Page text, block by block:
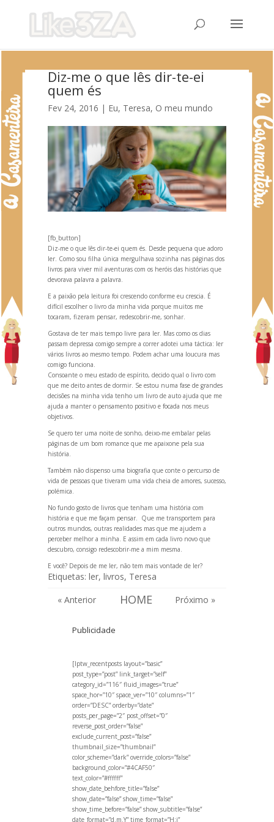
Diz-me o que lês dir-te-ei
quem és
Fev 24, 2016 | Eu, Teresa, O meu mundo
[fb_button]
Diz-me o que lês dir-te-ei quem és. Desde pequena que adoro
ler. Como sou filha única mergulhava sozinha nas páginas dos
livros para viver mil aventuras com os heróis das histórias que
devorava palavra a palavra.
E a paixão pela leitura foi crescendo conforme eu crescia. É
difícil escolher o livro da minha vida porque muitos me
tocaram, fizeram pensar, redescobrir-me, sonhar.
Gostava de ter mais tempo livre para ler. Mas como os dias
passam depressa comigo sempre a correr adotei uma táctica: ler
vários livros ao mesmo tempo. Podem achar uma loucura mas
comigo funciona.
Consoante o meu estado de espírito, decido qual o livro com
que me deito antes de dormir. Se estou numa fase de grandes
decisões na minha vida tenho um livro de auto ajuda que me
ajuda a manter o pensamento positivo e focada nos meus
objetivos.
Se quero ter uma noite de sonho, deixo-me embalar pelas
páginas de um bom romance que me apaixone pela sua
história.
Também não dispenso uma biografia que conte o percurso de
vida de pessoas que tiveram uma vida cheia de amores, sucesso,
polémica.
No fundo gosto de livros que tenham uma história com
história e que me façam pensar. Que me transportem para
outros mundos, outras realidades mas que me ajudem a
perceber melhor a minha. E assim em cada livro novo que
descubro, consigo redescobrir-me a mim mesma.
E você? Depois de me ler, não tem mais vontade de ler?
Etiquetas: ler, livros, Teresa
« Anterior
HOME Próximo »
Publicidade
[lptw_recentposts layout=”basic”
post_type=”post” link_target=”self”
category_id=”116″ fluid_images=”true”
space_hor=”10″ space_ver=”10″ columns=”1″
order=”DESC” orderby=”date”
posts_per_page=”2″ post_offset=”0″
reverse_post_order=”false”
exclude_current_post=”false”
thumbnail_size=”thumbnail”
color_scheme=”dark” override_colors=”false”
background_color=”#4CAF50″
text_color=”#ffffff”
show_date_behfore_title=”false”
show_date=”false” show_time=”false”
show_time_before=”false” show_subtitle=”false”
date_format=”d.m.Y” time_format=”H:i”